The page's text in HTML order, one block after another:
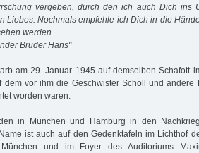
vergeben, durch den ich auch Dich ins
Liebes. Nochmals empfehle ich Dich in die
werden.
Bruder Hans"
am 29. Januar 1945 auf demselben Schafott
dem vor ihm die Geschwister Scholl und andere
worden waren.
in München und Hamburg in den
ist auch auf den Gedenktafeln im Lichthof
und im Foyer des Auditoriums